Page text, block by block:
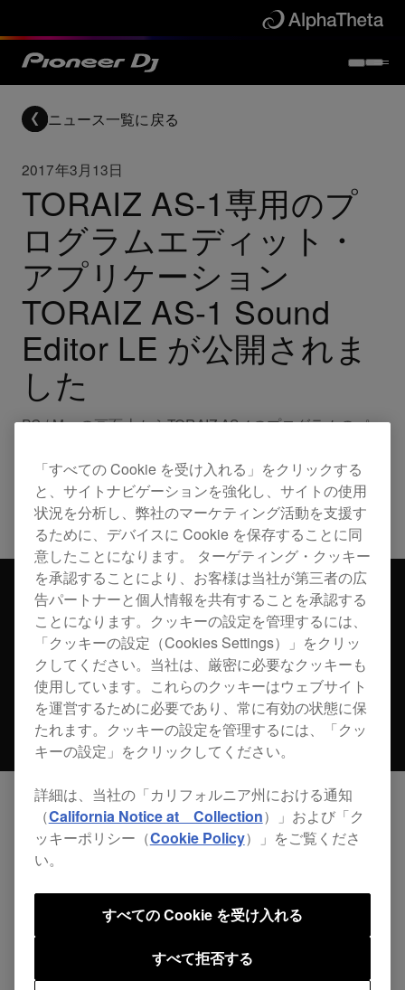
ニュース一覧に戻る
2017年3月13日
TORAIZ AS-1専用のプ
ログラムエディット・
アプリケーション
TORAIZ AS-1 Sound
Editor LE が公開されま
した
PC / Macの画面上からTORAIZ AS-1のプログラムのパ
作成ができます。
Updates TORAIZ AS-1
「すべての Cookie を受け入れる」をクリックする
と、サイトナビゲーションを強化し、サイトの使用
状況を分析し、弊社のマーケティング活動を支援す
るために、デバイスに Cookie を保存することに同
意したことになります。 ターゲティング・クッキー
を承認することにより、お客様は当社が第三者の広
告パートナーと個人情報を共有することを承認する
ことになります。クッキーの設定を管理するには、
「クッキーの設定（Cookies Settings）」をクリッ
クしてください。当社は、厳密に必要なクッキーも
使用しています。これらのクッキーはウェブサイト
を運営するために必要であり、常に有効の状態に保
たれます。クッキーの設定を管理するには、「クッ
キーの設定」をクリックしてください。
詳細は、当社の「カリフォルニア州における通知
（California Notice at Collection）」および「ク
ッキーポリシー（Cookie Policy）」をご覧くださ
い。
すべて拒否する
すべての Cookie を受け入れる